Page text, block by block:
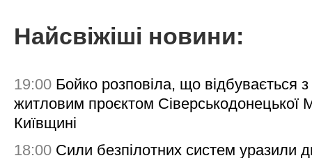
Найсвіжіші новини:
19:00 Бойко розповіла, що відбувається з
житловим проєктом Сіверськодонецької
Київщині
18:00 Сили безпілотних систем уразили